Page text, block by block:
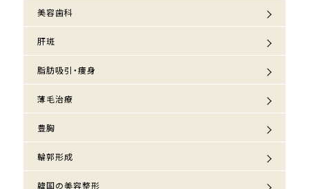
美容歯科
肝斑
脂肪吸引・痩身
薄毛治療
豊胸
輪郭形成
韓国の美容整形